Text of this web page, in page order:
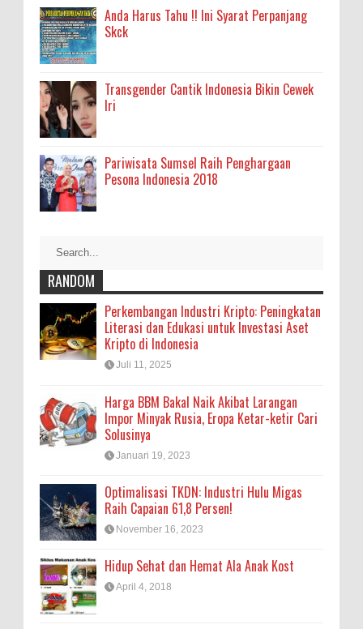
Anda Harus Tahu !! Ini Syarat Perpanjang
Skck
Transgender Cantik Indonesia Bikin Cewek
Iri
Pariwisata Sumsel Raih Penghargaan
Pesona Indonesia 2018
RANDOM
Perkembangan Industri Kripto: Peningkatan
Literasi dan Edukasi untuk Investasi Aset
Kripto di Indonesia
Juli 11, 2025
Harga BBM Bakal Naik Akibat Larangan
Impor Minyak Rusia, Eropa Ketar-ketir Cari
Solusinya
Januari 19, 2023
Optimalisasi TKDN: Industri Hulu Migas
Raih Capaian 61,8 Persen!
November 16, 2023
Hidup Sehat dan Hemat Ala Anak Kost
April 4, 2018